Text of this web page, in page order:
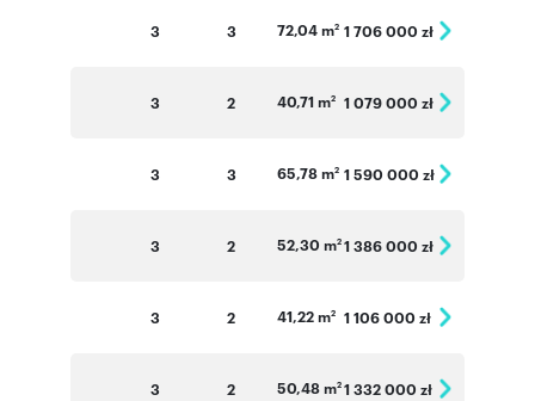
3 3 72,04 m2 1 706 000 zł
3 2 40,71 m2 1 079 000 zł
3 3 65,78 m2 1 590 000 zł
3 2 52,30 m2 1 386 000 zł
3 2 41,22 m2 1 106 000 zł
3 2 50,48 m2 1 332 000 zł